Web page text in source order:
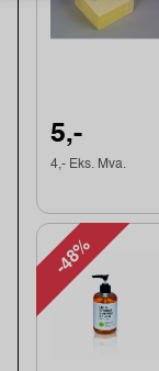
5,-
4,- Eks. Mva.
-48%